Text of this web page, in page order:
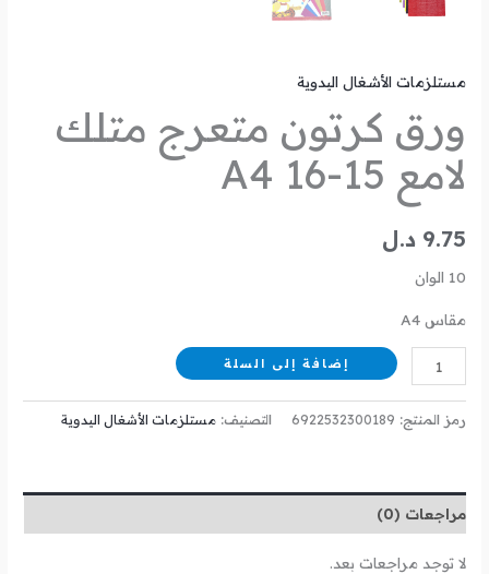
مستلزمات الأشغال اليدوية
ورق كرتون متعرج متلك
لامع A4 16-15
9.75 د.ل
10 الوان
مقاس A4
إضافة إلى السلة
رمز المنتج: 6922532300189 التصنيف:مستلزمات الأشغال اليدوية
مراجعات (0)
لا توجد مراجعات بعد.